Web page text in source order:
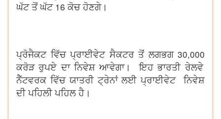
ਘੱਟ ਤੋਂ ਘੱਟ 16 ਕੋਚ ਹੋਣਗੇ।
ਪ੍ਰੋਜੈਕਟ ਵਿੱਚ ਪ੍ਰਾਈਵੇਟ ਸੈਕਟਰ ਤੋਂ ਲਗਭਗ 30,000
ਕਰੋੜ ਰੁਪਏ ਦਾ ਨਿਵੇਸ਼ ਆਵੇਗਾ। ਇਹ ਭਾਰਤੀ ਰੇਲਵੇ
ਨੈੱਟਵਰਕ ਵਿੱਚ ਯਾਤਰੀ ਟ੍ਰੇਨਾਂ ਲਈ ਪ੍ਰਾਈਵੇਟ ਨਿਵੇਸ਼
ਦੀ ਪਹਿਲੀ ਪਹਿਲ ਹੈ।